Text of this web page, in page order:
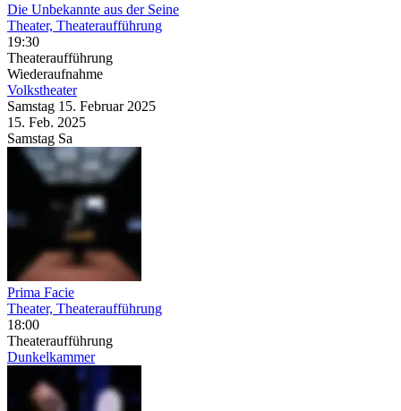
Die Unbekannte aus der Seine
Theater, Theateraufführung
19:30
Theateraufführung
Wiederaufnahme
Volkstheater
Samstag 15. Februar 2025
15. Feb. 2025
Samstag Sa
Prima Facie
Theater, Theateraufführung
18:00
Theateraufführung
Dunkelkammer